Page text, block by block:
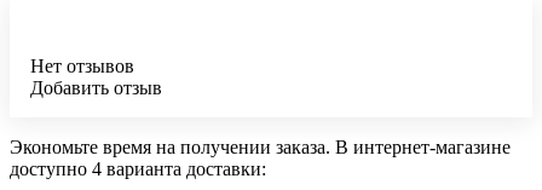
Нет отзывов
Добавить отзыв
Экономьте время на получении заказа. В интернет-магазине
доступно 4 варианта доставки: